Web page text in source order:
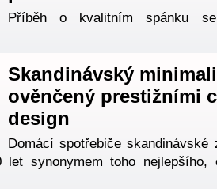
Příběh o kvalitním spánku
Skandinávský
ověnčený prestižními
design
Domácí spotřebiče skandinávské
synonymem toho nejlepšího,